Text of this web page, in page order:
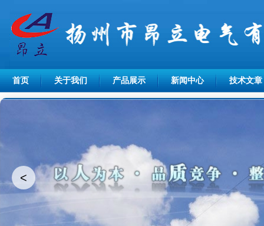
首页 关于我们 产品展示 新闻中心 技术文章
<